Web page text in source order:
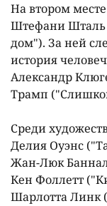
На втором
Штефани Шталь
дом"). За ней
история
Александр
Трамп
Среди
Делия Оуэнс
Жан-Люк
Кен Фоллетт
Шарлотта Линк